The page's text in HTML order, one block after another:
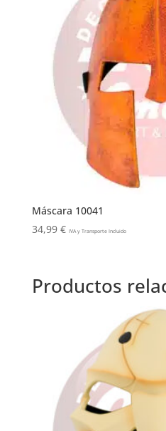
Máscara 10041
34,99 € IVA y Transporte Incluido
Productos